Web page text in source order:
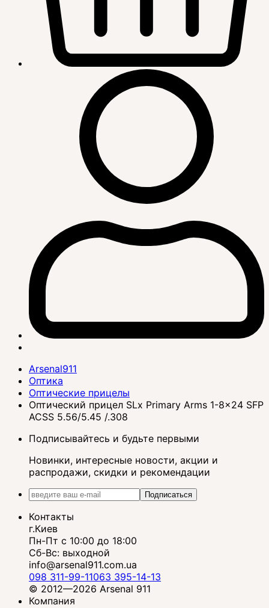
Arsenal911
Оптика
Оптические прицелы
Оптический прицел SLx Primary Arms 1-8x24 SFP
ACSS 5.56/5.45 /.308
Подписывайтесь и будьте первыми
Новинки, интересные новости, акции и
распродажи, скидки и рекомендации
Подписаться
Контакты
г.Киев
Пн-Пт с 10:00 до 18:00
Сб-Вс: выходной
info@arsenal911.com.ua
098 311-99-11063 395-14-13
© 2012—2026 Arsenal 911
Компания